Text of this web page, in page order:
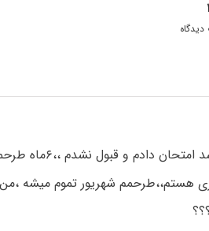
سلام ،من یک بار در